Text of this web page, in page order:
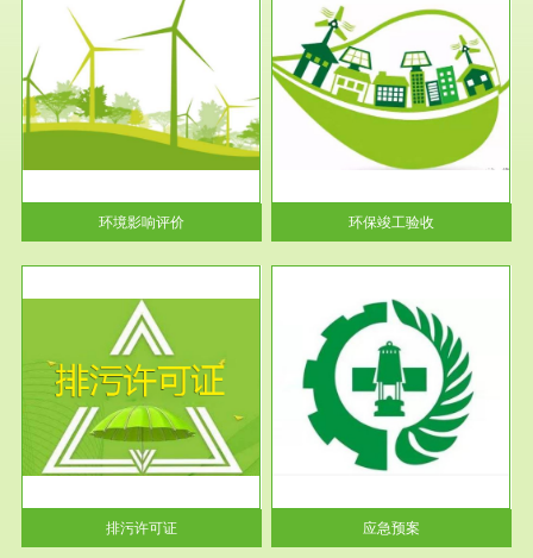
环境影响评价
服务范围
环保竣工验收
根据《建设项目环境保护管理条
例》第十七条 编制环境影响报
告书、...
环保竣工验收
排污许可证
服务范围
应急预案
根据《中华人民共和国环境保护
法》第十九条 企业事业单位应
当按照...
应急预案